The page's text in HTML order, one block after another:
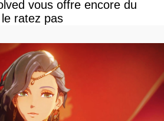
vous offre encore du
ratez pas